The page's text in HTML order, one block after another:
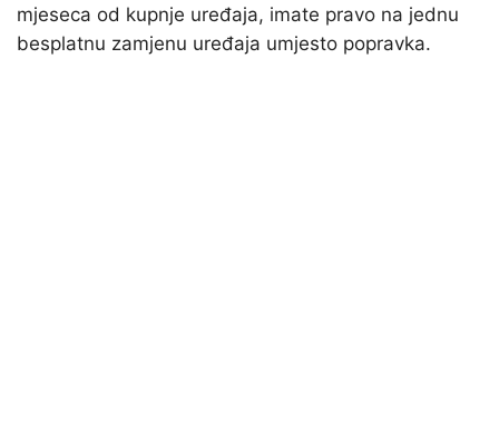
mjeseca od kupnje uređaja, imate pravo na jednu
besplatnu zamjenu uređaja umjesto popravka.